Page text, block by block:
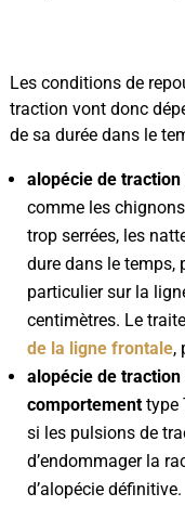
Les conditions de
traction vont donc
de sa durée dans le
alopécie de
comme les
trop serrées, les
dure dans le temps,
particulier sur la
centimètres. Le
de la ligne frontale,
alopécie de
comportementtype
si les pulsions de
d’endommager la
d’alopécie définitive.